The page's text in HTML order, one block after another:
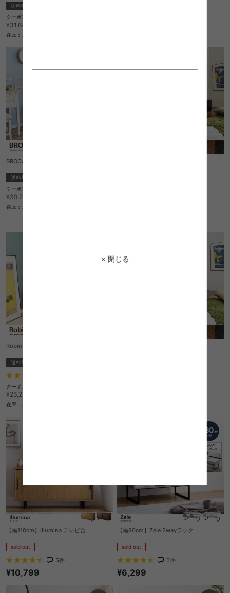
× 閉じる
送料無料
クーポン利用で
¥31,640→
在庫：△
BROCANTE 120 TV BOARD
送料無料
クーポン利用で
¥39,270→
在庫：△
Robin Corner TV board
送料無料
クーポン利用で
¥26,220→
在庫：△
【幅110cm】Illumina テレビ台
sold out
5件
¥10,799
【幅80cm】Zele 2wayラック
sold out
5件
¥6,299